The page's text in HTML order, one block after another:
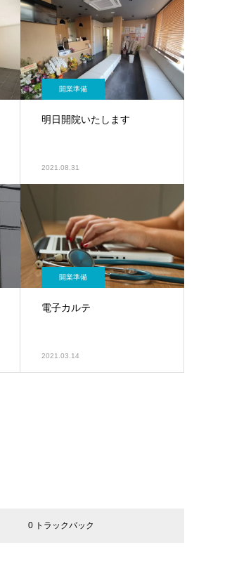
開業準備
明日開院いたします
2021.08.31
開業準備
電子カルテ
2021.03.14
0 トラックバック